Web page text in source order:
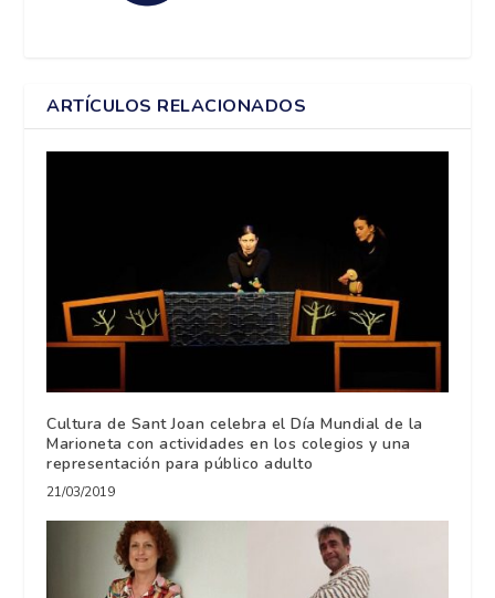
ARTÍCULOS RELACIONADOS
Cultura de Sant Joan celebra el Día Mundial de la
Marioneta con actividades en los colegios y una
representación para público adulto
21/03/2019